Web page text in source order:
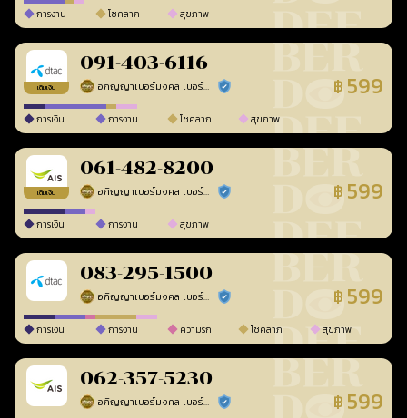
การงาน โชคลาภ สุขภาพ
เติมเงิน
091-403-6116
อภิญญาเบอร์มงคล เบอร์สวยเลขศาสตร์ ร้านยืนยันแล้ว ฿ 599
การเงิน การงาน โชคลาภ สุขภาพ
เติมเงิน
061-482-8200
อภิญญาเบอร์มงคล เบอร์สวยเลขศาสตร์ ร้านยืนยันแล้ว ฿ 599
การเงิน การงาน สุขภาพ
083-295-1500
อภิญญาเบอร์มงคล เบอร์สวยเลขศาสตร์ ร้านยืนยันแล้ว ฿ 599
การเงิน การงาน ความรัก โชคลาภ สุขภาพ
062-357-5230
อภิญญาเบอร์มงคล เบอร์สวยเลขศาสตร์ ร้านยืนยันแล้ว ฿ 599